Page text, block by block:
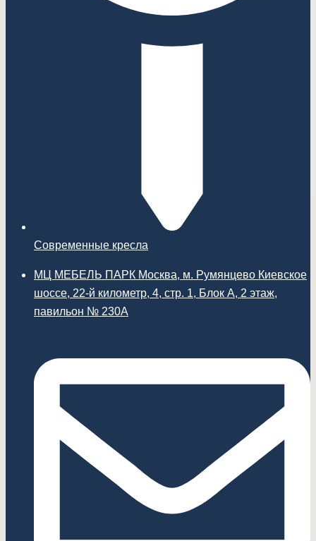
Современные кресла
МЦ МЕБЕЛЬ ПАРК Москва, м. Румянцево Киевское
шоссе, 22-й километр, 4, стр. 1, Блок А, 2 этаж,
павильон № 230А